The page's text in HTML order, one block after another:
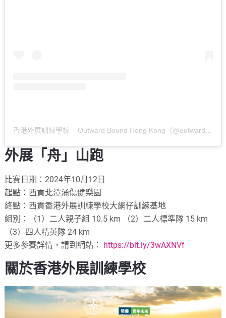
香港外展訓練學校 – Outward Bound Hong Kong（@outwardboundhongkong）分享的貼文
外展「舟」山跑
比賽日期：2024年10月12日
起點：西貢北潭涌傷健樂園
終點：西貢香港外展訓練學校大網仔訓練基地
組別：（1）二人親子組 10.5 km （2）二人標準隊 15 km
（3）四人精英隊 24 km
更多參賽詳情，請到網站： https://bit.ly/3wAXNVf
關於香港外展訓練學校